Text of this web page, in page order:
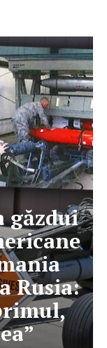
găzdui
Rusia: